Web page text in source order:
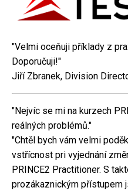
"Velmi oceňuji příklady z
Doporučuji!"
Jiří Zbranek, Division
"Nejvíc se mi na kurzech
reálných problémů."
"Chtěl bych vám velmi
vstřícnost pri vyjednání
PRINCE2 Practitioner. S
prozákaznickým přístupem